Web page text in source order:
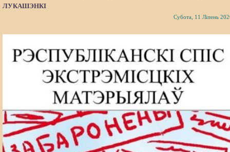
ЛУКАШЭНКІ
Субота, 11 Ліпень